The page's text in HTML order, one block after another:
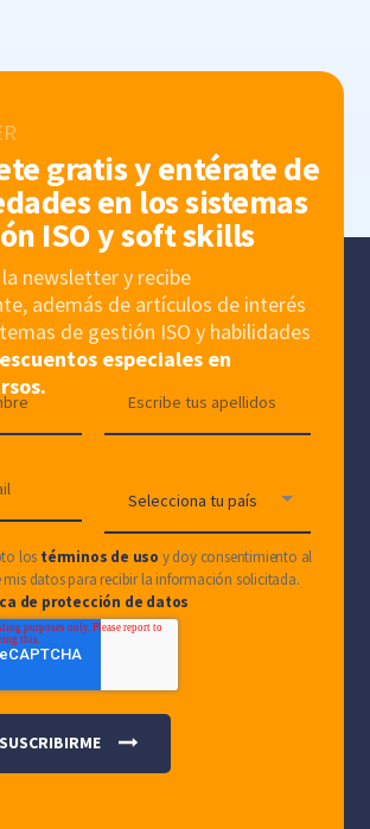
gratis y entérate de
en los sistemas
ISO y soft skills
newsletter y recibe
además de artículos de interés
de gestión ISO y habilidades
especiales en
los términos de uso y doy consentimiento al
datos para recibir la información solicitada.
de protección de datos